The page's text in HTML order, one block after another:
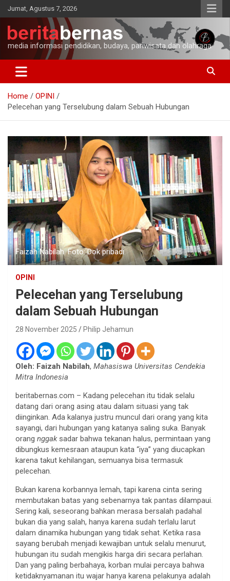
Skip
to
content
Jumat, Agustus 7, 2026
media informasi pendidikan, budaya, pariwisata dan olahraga
Home
OPINI
Pelecehan yang Terselubung dalam Sebuah Hubungan
Faizah Nabilah. Foto: Dok pribadi
OPINI
Pelecehan yang Terselubung
dalam Sebuah Hubungan
28 November 2025 Philip Jehamun
Oleh: Faizah Nabilah, Mahasiswa Universitas Cendekia
Mitra Indonesia
beritabernas.com – Kadang pelecehan itu tidak selalu
datang dari orang asing atau dalam situasi yang tak
diinginkan. Ada kalanya justru muncul dari orang yang kita
sayangi, dari hubungan yang katanya saling suka. Banyak
orang nggaksadar bahwa tekanan halus, permintaan yang
dibungkus kemesraan ataupun kata “iya” yang diucapkan
karena takut kehilangan, semuanya bisa termasuk
pelecehan.
Bukan karena korbannya lemah, tapi karena cinta sering
membutakan batas yang sebenarnya tak pantas dilampaui.
Sering kali, seseorang bahkan merasa bersalah padahal
bukan dia yang salah, hanya karena sudah terlalu larut
dalam dinamika hubungan yang tidak sehat. Ketika rasa
sayang berubah menjadi kewajiban untuk selalu menurut,
hubungan itu sudah mengikis harga diri secara perlahan.
Dan yang paling berbahaya, korban mulai percaya bahwa
ketidaknyamanan itu wajar hanya karena pelakunya adalah